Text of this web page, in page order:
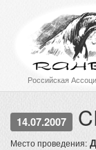
Российская
14.07.2007
Место проведения: